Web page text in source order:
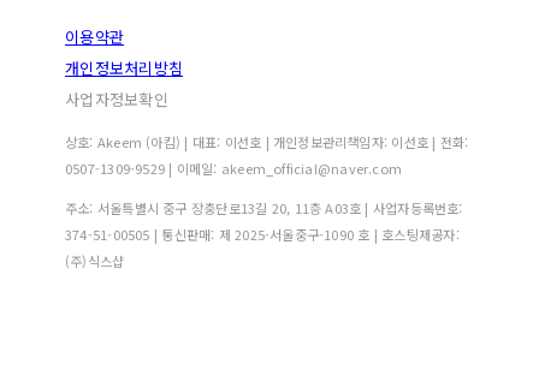
이용약관
개인정보처리방침
사업자정보확인
상호: Akeem (아킴) | 대표: 이선호 | 개인정보관리책임자: 이선호 | 전화:
0507-1309-9529 | 이메일: akeem_official@naver.com
주소: 서울특별시 중구 장충단로13길 20, 11층 A03호 | 사업자등록번호:
374-51-00505 | 통신판매: 제 2025-서울중구-1090 호 | 호스팅제공자:
(주)식스샵